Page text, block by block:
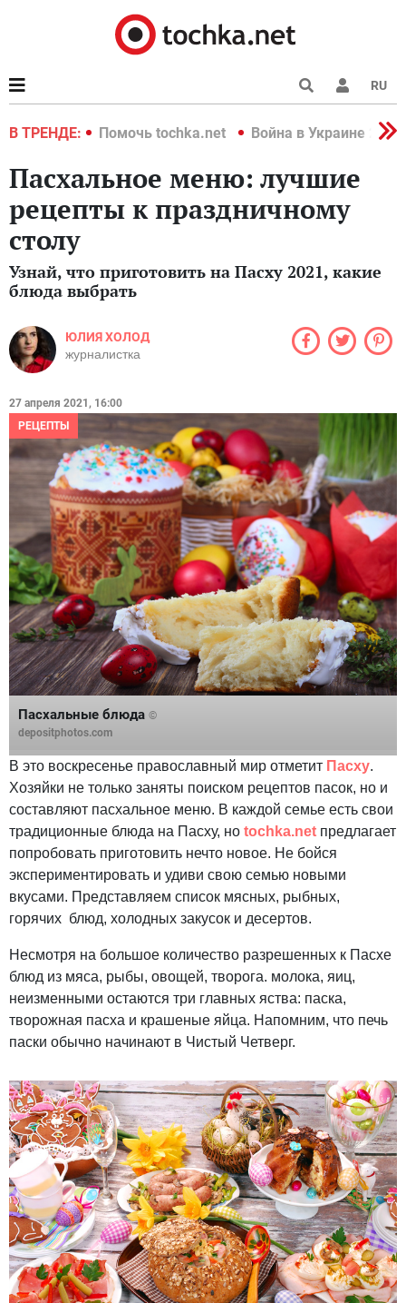
RU
В ТРЕНДЕ:
2022 Помочь tochka.net Война в Украине 2022
Пасхальное меню: лучшие
рецепты к праздничному
столу
Узнай, что приготовить на Пасху 2021, какие
блюда выбрать
ЮЛИЯ ХОЛОД
журналистка
27 апреля 2021, 16:00
РЕЦЕПТЫ
Пасхальные блюда ©
depositphotos.com
В это воскресенье православный мир отметит Пасху.
Хозяйки не только заняты поиском рецептов пасок, но и
составляют пасхальное меню. В каждой семье есть свои
традиционные блюда на Пасху, но tochka.net предлагает
попробовать приготовить нечто новое. Не бойся
экспериментировать и удиви свою семью новыми
вкусами. Представляем список мясных, рыбных,
горячих блюд, холодных закусок и десертов.
Несмотря на большое количество разрешенных к Пасхе
блюд из мяса, рыбы, овощей, творога. молока, яиц,
неизменными остаются три главных яства: паска,
творожная пасха и крашеные яйца. Напомним, что печь
паски обычно начинают в Чистый Четверг.